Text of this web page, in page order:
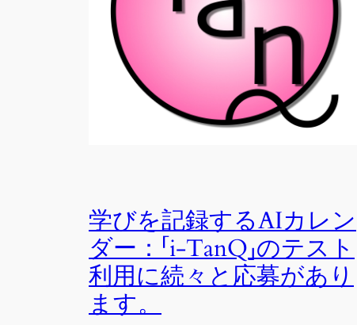
学びを記録するAIカレン
ダー：「i-TanQ」のテスト
利用に続々と応募があり
ます。